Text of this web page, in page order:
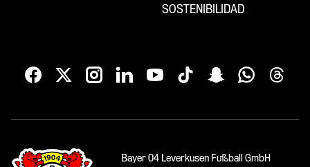
SOSTENIBILIDAD
Bayer 04 Leverkusen Fußball GmbH